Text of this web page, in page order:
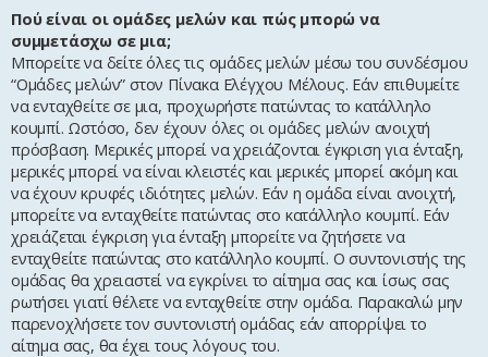
Πού είναι οι ομάδες μελών και πώς μπορώ να
συμμετάσχω σε μια;
Μπορείτε να δείτε όλες τις ομάδες μελών μέσω του συνδέσμου
“Ομάδες μελών” στον Πίνακα Ελέγχου Μέλους. Εάν επιθυμείτε
να ενταχθείτε σε μια, προχωρήστε πατώντας το κατάλληλο
κουμπί. Ωστόσο, δεν έχουν όλες οι ομάδες μελών ανοιχτή
πρόσβαση. Μερικές μπορεί να χρειάζονται έγκριση για ένταξη,
μερικές μπορεί να είναι κλειστές και μερικές μπορεί ακόμη και
να έχουν κρυφές ιδιότητες μελών. Εάν η ομάδα είναι ανοιχτή,
μπορείτε να ενταχθείτε πατώντας στο κατάλληλο κουμπί. Εάν
χρειάζεται έγκριση για ένταξη μπορείτε να ζητήσετε να
ενταχθείτε πατώντας στο κατάλληλο κουμπί. Ο συντονιστής της
ομάδας θα χρειαστεί να εγκρίνει το αίτημα σας και ίσως σας
ρωτήσει γιατί θέλετε να ενταχθείτε στην ομάδα. Παρακαλώ μην
παρενοχλήσετε τον συντονιστή ομάδας εάν απορρίψει το
αίτημα σας, θα έχει τους λόγους του.